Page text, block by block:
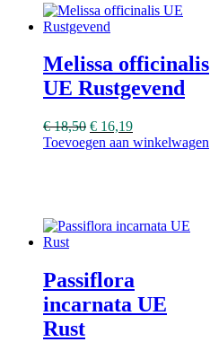
Melissa officinalis
UE Rustgevend
€18,50 € 16,19
Toevoegen aan winkelwagen
Passiflora
incarnata UE
Rust